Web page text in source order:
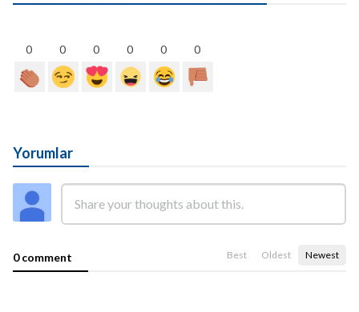
0 0 0 0 0 0
Yorumlar
0 comment Best Oldest Newest